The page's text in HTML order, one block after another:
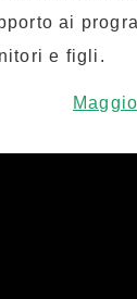
ai
e figli.